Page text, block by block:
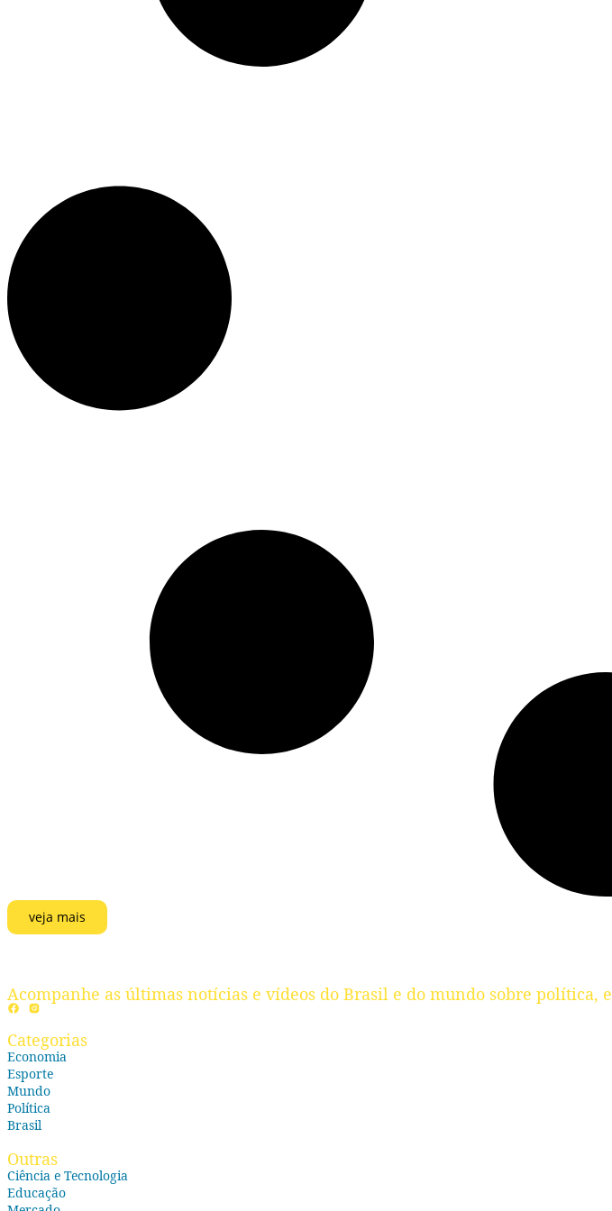
veja mais
Acompanhe as últimas notícias e vídeos do Brasil e do mundo sobre
Categorias
Economia
Esporte
Mundo
Política
Brasil
Outras
Ciência e Tecnologia
Educação